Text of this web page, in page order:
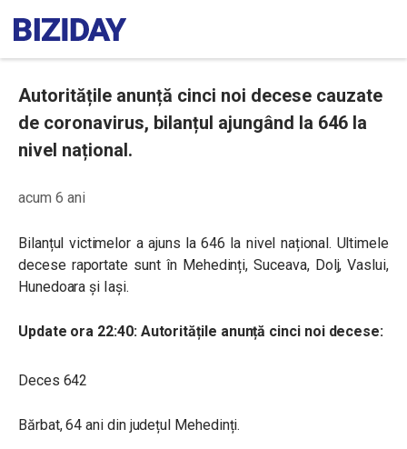
Autoritățile anunță cinci noi decese cauzate
de coronavirus, bilanțul ajungând la 646 la
nivel național.
acum 6 ani
Bilanțul victimelor a ajuns la 646 la nivel național. Ultimele
decese raportate sunt în Mehedinți, Suceava, Dolj, Vaslui,
Hunedoara și Iași.
Update ora 22:40: Autoritățile anunță cinci noi decese:
Deces 642
Bărbat, 64 ani din județul Mehedinți.